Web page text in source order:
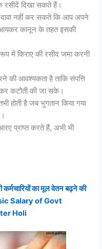
रसीदें दिखा सकते हैं।
नहीं कर सकते कि आप अपने
आयकर कानून के तहत इसकी
में किराए की रसीद जमा करनी
की आवश्यकता है ताकि संपत्ति
कटौती की जा सके।
होती है जब भुगतान किया गया
प्राप्त करते हैं, अभी भी
का मूल वेतन बढ़ने की
Salary of Govt
Holi